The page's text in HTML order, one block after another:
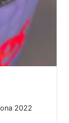
2022